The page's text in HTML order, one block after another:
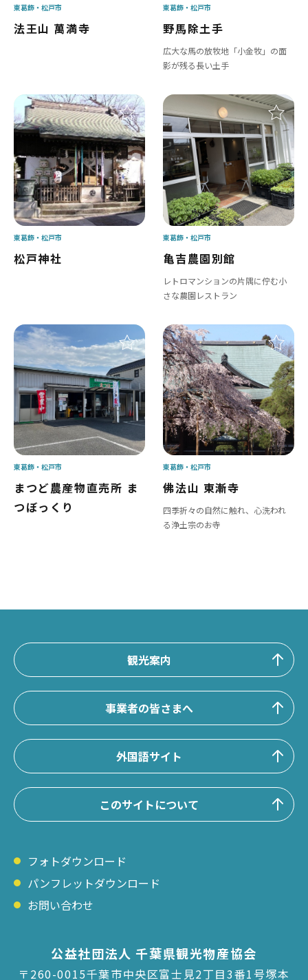
法王山 萬満寺
東葛飾 松戸市
野馬除土手
広大な馬の放牧地「小金牧」の面
影が残る長い土手
東葛飾 松戸市
松戸神社
東葛飾 松戸市
亀吉農園別館
レトロマンションの片隅に佇む小
さな農園レストラン
東葛飾 松戸市
まつど農産物直売所 ま
つぼっくり
東葛飾 松戸市
佛法山 東漸寺
四季折々の自然に触れ、心洗われ
る浄土宗のお寺
東葛飾 松戸市
観光案内
事業者の皆さまへ
外国語サイト
このサイトについて
フォトダウンロード
パンフレットダウンロード
お問い合わせ
公益社団法人 千葉県観光物産協会
〒260-0015千葉市中央区富士見2丁目3番1号塚本